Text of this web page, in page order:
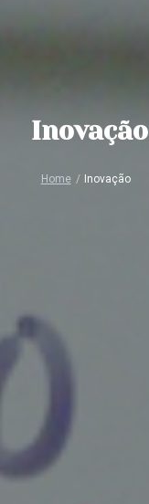
Inovação
Home / Inovação